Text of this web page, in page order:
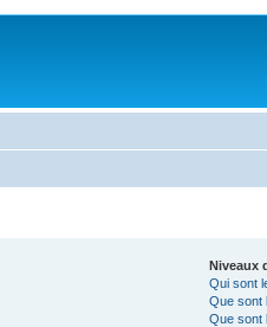
Niveaux
Qui sont
Que sont
Que sont